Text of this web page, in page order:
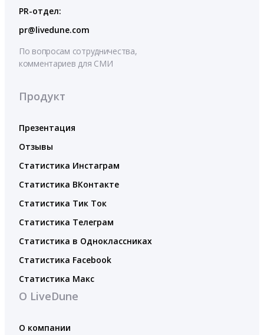
PR-отдел:
pr@livedune.com
По вопросам сотрудничества,
комментариев для СМИ
Продукт
Презентация
Отзывы
Статистика Инстаграм
Статистика ВКонтакте
Статистика Тик Ток
Статистика Телеграм
Статистика в Одноклассниках
Статистика Facebook
Статистика Макс
О LiveDune
О компании